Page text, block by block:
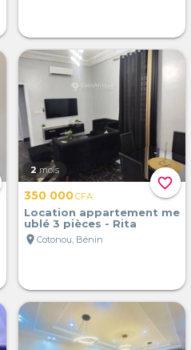
favorite_border
2 mois
350 000CFA
Location appartement me
ublé 3 pièces - Rita
location_on Cotonou, Bénin